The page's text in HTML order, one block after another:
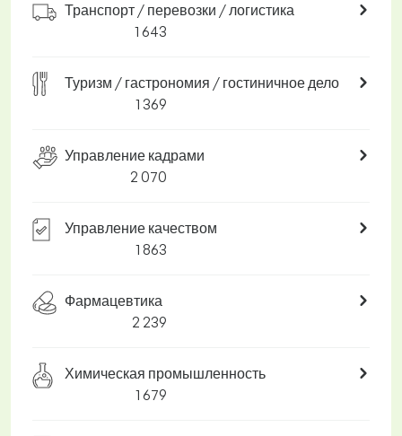
Транспорт / перевозки / логистика
1 643
Туризм / гастрономия / гостиничное дело
1 369
Управление кадрами
2 070
Управление качеством
1 863
Фармацевтика
2 239
Химическая промышленность
1 679